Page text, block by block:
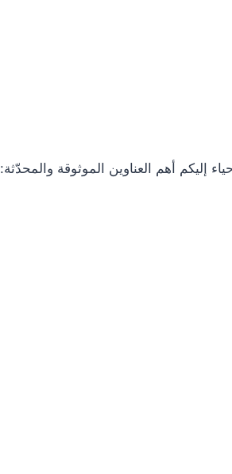
أهم العناوين الموثوقة والمحدّثة: